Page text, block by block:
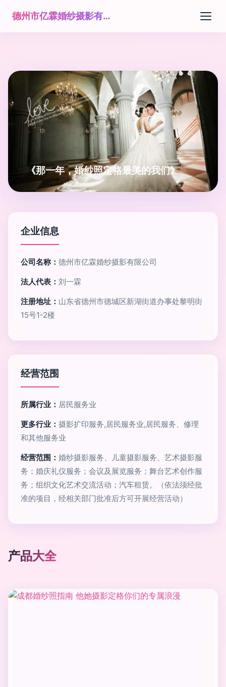
德州市亿霖婚纱摄影有限公司
《那一年，婚纱照定格最美的我们》
企业信息
公司名称： 德州市亿霖婚纱摄影有限公司
法人代表： 刘一霖
注册地址： 山东省德州市德城区新湖街道办事处黎明街
15号1-2楼
经营范围
所属行业： 居民服务业
更多行业： 摄影扩印服务,居民服务业,居民服务、修理
和其他服务业
经营范围： 婚纱摄影服务、儿童摄影服务、艺术摄影服
务；婚庆礼仪服务；会议及展览服务；舞台艺术创作服
务；组织文化艺术交流活动；汽车租赁。（依法须经批
准的项目，经相关部门批准后方可开展经营活动）
产品大全